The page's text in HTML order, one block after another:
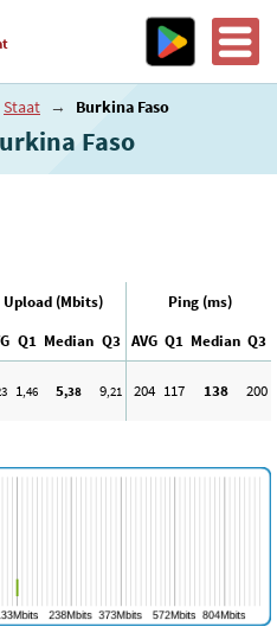
Staat → Burkina Faso
Faso
Upload (Mbits)
Ping (ms)
Q1 Median Q3 AVG Q1 Median Q3
1,46 5,38 9,21 204 117 138 200